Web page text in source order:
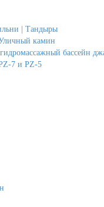
| Тандыры
камин
бассейн
7 и PZ-5